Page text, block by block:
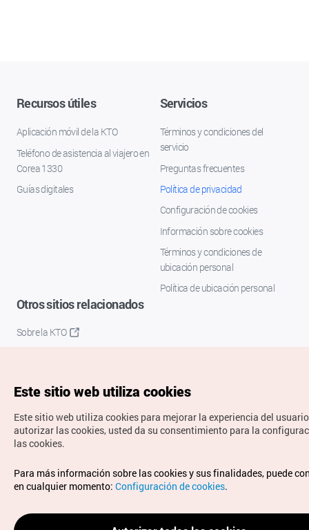
Recursos útiles
Aplicación móvil de la KTO
Teléfono de asistencia al viajero en
Corea 1330
Guías digitales
Servicios
Términos y condiciones del
servicio
Preguntas frecuentes
Política de privacidad
Configuración de cookies
Información sobre cookies
Términos y condiciones de
ubicación personal
Política de ubicación personal
Otros sitios relacionados
Sobre la KTO
Copyrights © Organización de Turismo de Corea. Todos los
derechos reservados.
Para informes de errores y cuestiones relacionadas con el
sitio web, dirija sus consultas al correoelectrónico oficial:
spanish@knto.or.kr
Este sitio web utiliza cookies
Este sitio web utiliza cookies para mejorar la experiencia del
autorizar las cookies, usted da su consentimiento para la
las cookies.
Para más información sobre las cookies y sus finalidades, puede
en cualquier momento: Configuración de cookies.